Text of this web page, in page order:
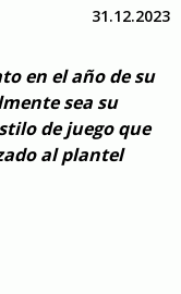
31.12.2023
en el año de su
sea su
de juego que
al plantel